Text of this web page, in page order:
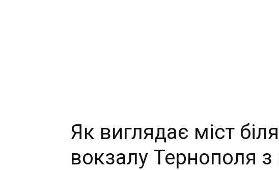
Як виглядає міст
вокзалу Тернополя з